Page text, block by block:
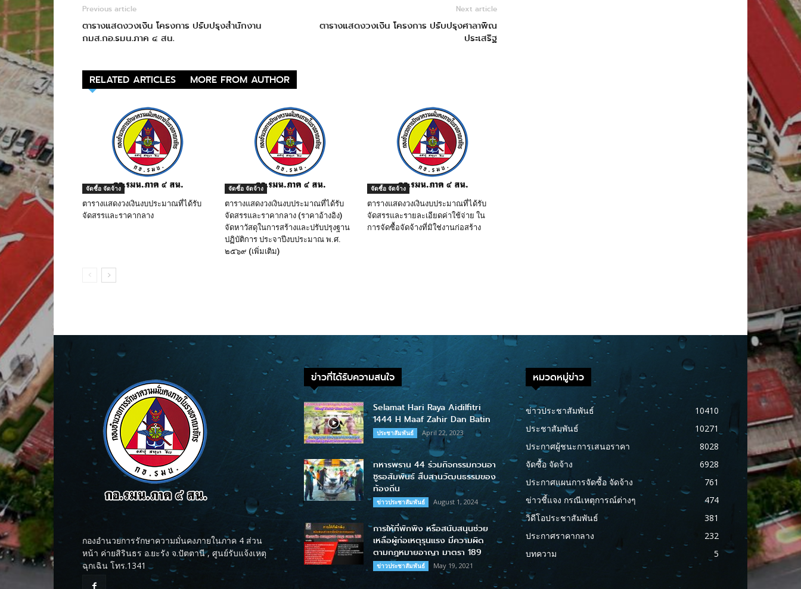
Previous article
ตารางแสดงวงเงิน โครงการ ปรับปรุงสำนักงาน
กมส.กอ.รมน.ภาค ๔ สน.
Next article
ตารางแสดงวงเงิน โครงการ ปรับปรุงศาลาพิณ
ประเสริฐ
RELATED ARTICLES MORE FROM AUTHOR
จัดซื้อ จัดจ้าง
ตารางแสดงวงเงินงบประมาณที่ได้รับ
จัดสรรและราคากลาง
จัดซื้อ จัดจ้าง
ตารางแสดงวงเงินงบประมาณที่ได้รับ
จัดสรรและราคากลาง (ราคาอ้างอิง)
จัดหาวัสดุในการสร้างและปรับปรุงฐาน
ปฏิบัติการ ประจาปีงบประมาณ พ.ศ.
๒๕๖๙ (เพิ่มเติม)
จัดซื้อ จัดจ้าง
ตารางแสดงวงเงินงบประมาณที่ได้รับ
จัดสรรและรายละเอียดค่าใช้จ่าย ใน
การจัดซื้อจัดจ้างที่มิใช่งานก่อสร้าง
กองอำนวยการรักษาความมั่นคงภายในภาค 4 ส่วน
หน้า ค่ายสิรินธร อ.ยะรัง จ.ปัตตานี , ศูนย์รับแจ้งเหตุ
ฉุกเฉิน โทร.1341
ข่าวที่ได้รับความสนใจ
Selamat Hari Raya Aidilfitri
1444 H Maaf Zahir Dan Batin
ประชาสัมพันธ์ April 22, 2023
ทหารพราน 44 ร่วมกิจกรรมกวนอา
ซูรอสัมพันธ์ สืบสานวัฒนธรรมของ
ท้องถิ่น
ข่าวประชาสัมพันธ์ August 1, 2024
การให้ที่พักพิง หรือสนับสนุนช่วย
เหลือผู้ก่อเหตุรุนแรง มีความผิด
ตามกฎหมายอาญา มาตรา 189
ข่าวประชาสัมพันธ์ May 19, 2021
หมวดหมู่ข่าว
ข่าวประชาสัมพันธ์
10410
ประชาสัมพันธ์
10271
ประกาศผู้ชนะการเสนอราคา
8028
จัดซื้อ จัดจ้าง
6928
ประกาศแผนการจัดซื้อ จัดจ้าง
761
ข่าวชี้แจง กรณีเหตุการณ์ต่างๆ
474
วิดีโอประชาสัมพันธ์
381
ประกาศราคากลาง
232
บทความ
5